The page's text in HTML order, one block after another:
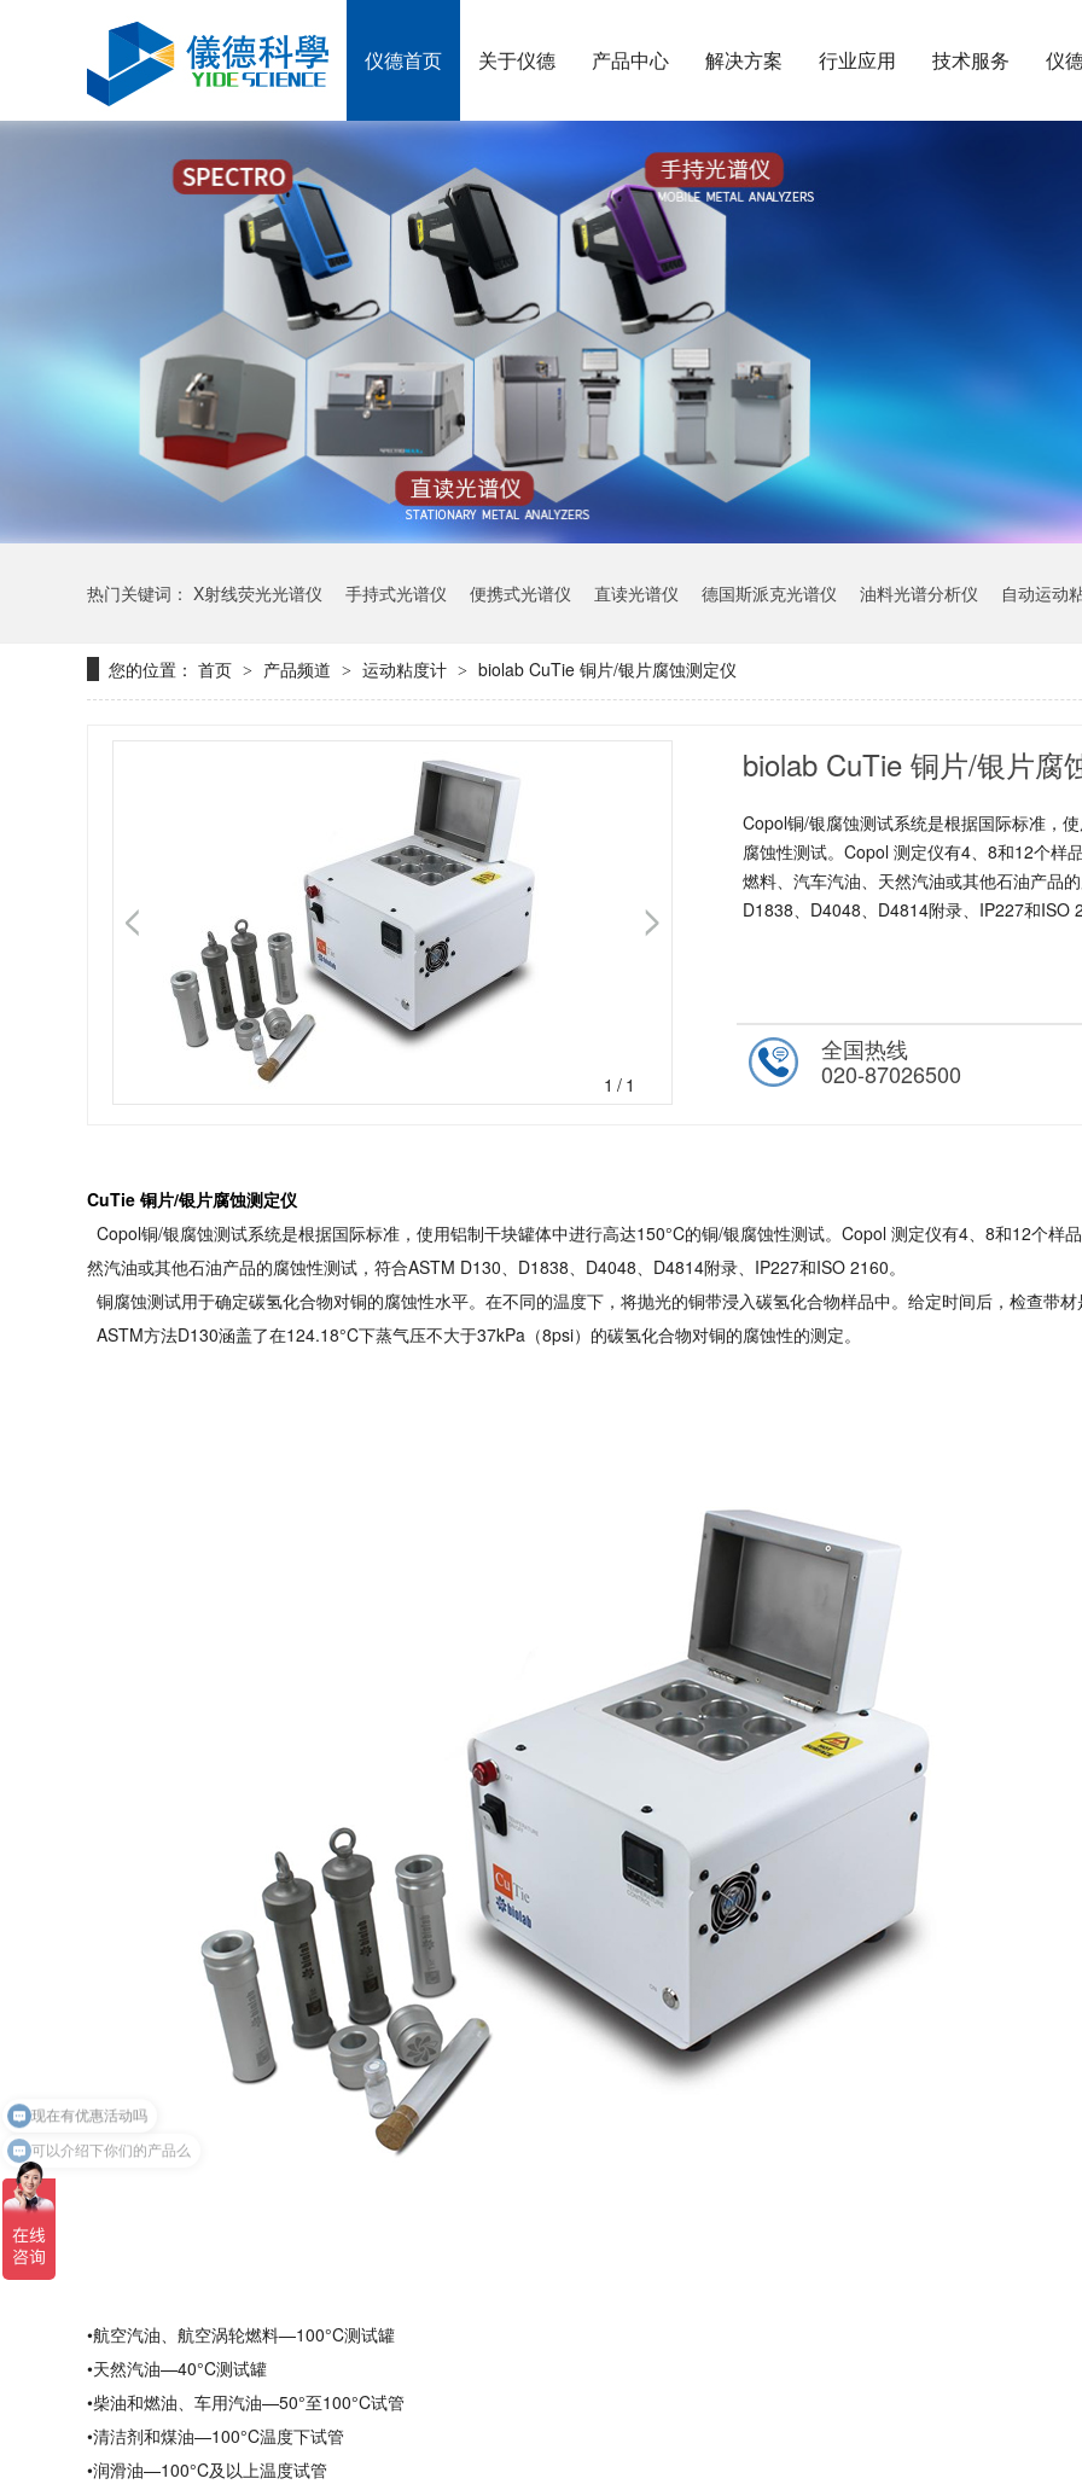
仪德首页 关于仪德 产品中心 解决方案 行业应用 技术服务 仪
热门关键词： X射线荧光光谱仪 手持式光谱仪 便携式光谱仪 直读光谱仪 德国斯派克光谱仪 油料光谱分析仪 自动运动
您的位置： 首页 > 产品频道 > 运动粘度计 > biolab CuTie 铜片/银片腐蚀测定仪
1 /1
biolab CuTie 铜片/银片腐
Copol铜/银腐蚀测试系统是根据国际标准，
腐蚀性测试。Copol 测定仪有4、8和12个样
燃料、汽车汽油、天然汽油或其他石油产品
D1838、D4048、D4814附录、IP227和ISO
全国热线
020-87026500
CuTie 铜片/银片腐蚀测定仪
Copol铜/银腐蚀测试系统是根据国际标准，使用铝制干块罐体中进行高达150°C的铜/银腐蚀性测试。Copol 测定仪有4、8和12个样
然汽油或其他石油产品的腐蚀性测试，符合ASTM D130、D1838、D4048、D4814附录、IP227和ISO 2160。
铜腐蚀测试用于确定碳氢化合物对铜的腐蚀性水平。在不同的温度下，将抛光的铜带浸入碳氢化合物样品中。给定时间后，检查带
ASTM方法D130涵盖了在124.18°C下蒸气压不大于37kPa（8psi）的碳氢化合物对铜的腐蚀性的测定。
•航空汽油、航空涡轮燃料—100°C测试罐
•天然汽油—40°C测试罐
•柴油和燃油、车用汽油—50°至100°C试管
•清洁剂和煤油—100°C温度下试管
•润滑油—100°C及以上温度试管